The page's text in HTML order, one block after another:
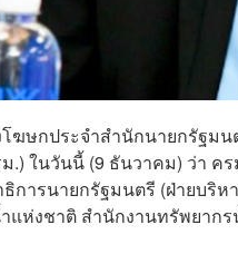
ษกประจำสำนักนายกรัฐมน
.) ในวันนี้ (9 ธันวาคม) ว่า
การนายกรัฐมนตรี (ฝ่ายบริ
แห่งชาติ สำนักงานทรัพยาก